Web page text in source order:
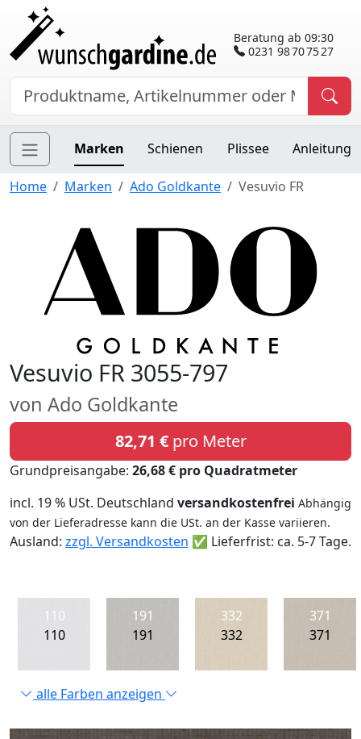
Beratung ab 09:30
0231 98 70 75 27
Marken Schienen Plissee Anleitung
Home Marken Ado Goldkante Vesuvio FR
Vesuvio FR 3055-797
von Ado Goldkante
82,71 €pro Meter
Grundpreisangabe: 26,68 € pro Quadratmeter
incl. 19 % USt. Deutschland versandkostenfrei Abhängig
von der Lieferadresse kann die USt. an der Kasse variieren.
Ausland: zzgl. Versandkosten ✅ Lieferfrist: ca. 5-7 Tage.
110
110
191
191
332
332
371
371
alle Farben anzeigen